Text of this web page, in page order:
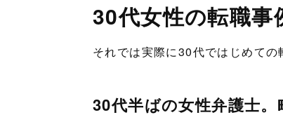
30代女性の転職事
それでは実際に30代ではじめての
30代半ばの女性弁護士